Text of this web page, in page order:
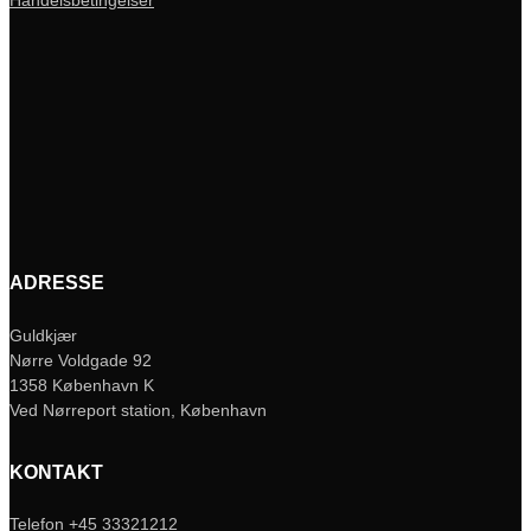
ADRESSE
Guldkjær
Nørre Voldgade 92
1358 København K
Ved Nørreport station, København
KONTAKT
Telefon +45 33321212